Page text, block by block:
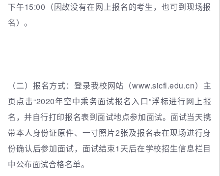
下午15:00（因故没有在网上报名的考生，也可到现场报
名）。
（二）报名方式：登录我校网站（www.sicfl.edu.cn）主
页点击“2020年空中乘务面试报名入口”浮标进行网上报
名，并自行打印报名表到面试地点参加面试。面试当天携
带本人身份证原件、一寸照片2张及报名表在现场进行身
份确认后参加面试，面试结束1天后在学校招生信息栏目
中公布面试合格名单。